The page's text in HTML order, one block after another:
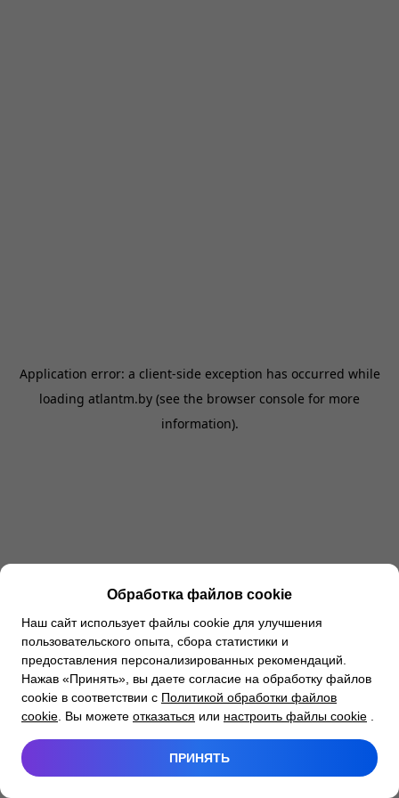
Application error: a client-side exception has occurred while
loading atlantm.by (see the browser console for more
information).
Обработка файлов cookie
Наш сайт использует файлы cookie для улучшения
пользовательского опыта, сбора статистики и
предоставления персонализированных рекомендаций.
Нажав «Принять», вы даете согласие на обработку файлов
cookie в соответствии с Политикой обработки файлов
cookie . Вы можете отказаться или настроить файлы cookie
ПРИНЯТЬ